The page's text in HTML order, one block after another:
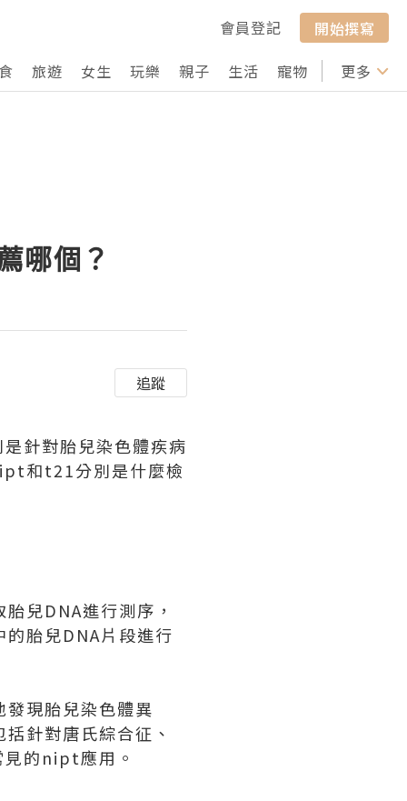
會員登記
開始撰寫
旅遊 女生 玩樂 親子 生活 寵物 行山 打卡
更多
哪個？
追蹤
針對胎兒染色體疾病
和t21分別是什麼檢
兒DNA進行測序，
胎兒DNA片段進行
現胎兒染色體異
針對唐氏綜合征、
見的nipt應用。